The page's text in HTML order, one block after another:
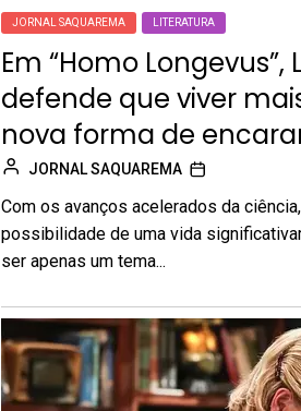
JORNAL SAQUAREMA LITERATURA
Em “Homo Longevus”,
defende que viver
nova forma de
JORNAL SAQUAREMA
Com os avanços acelerados da
possibilidade de uma vida
ser apenas um tema...